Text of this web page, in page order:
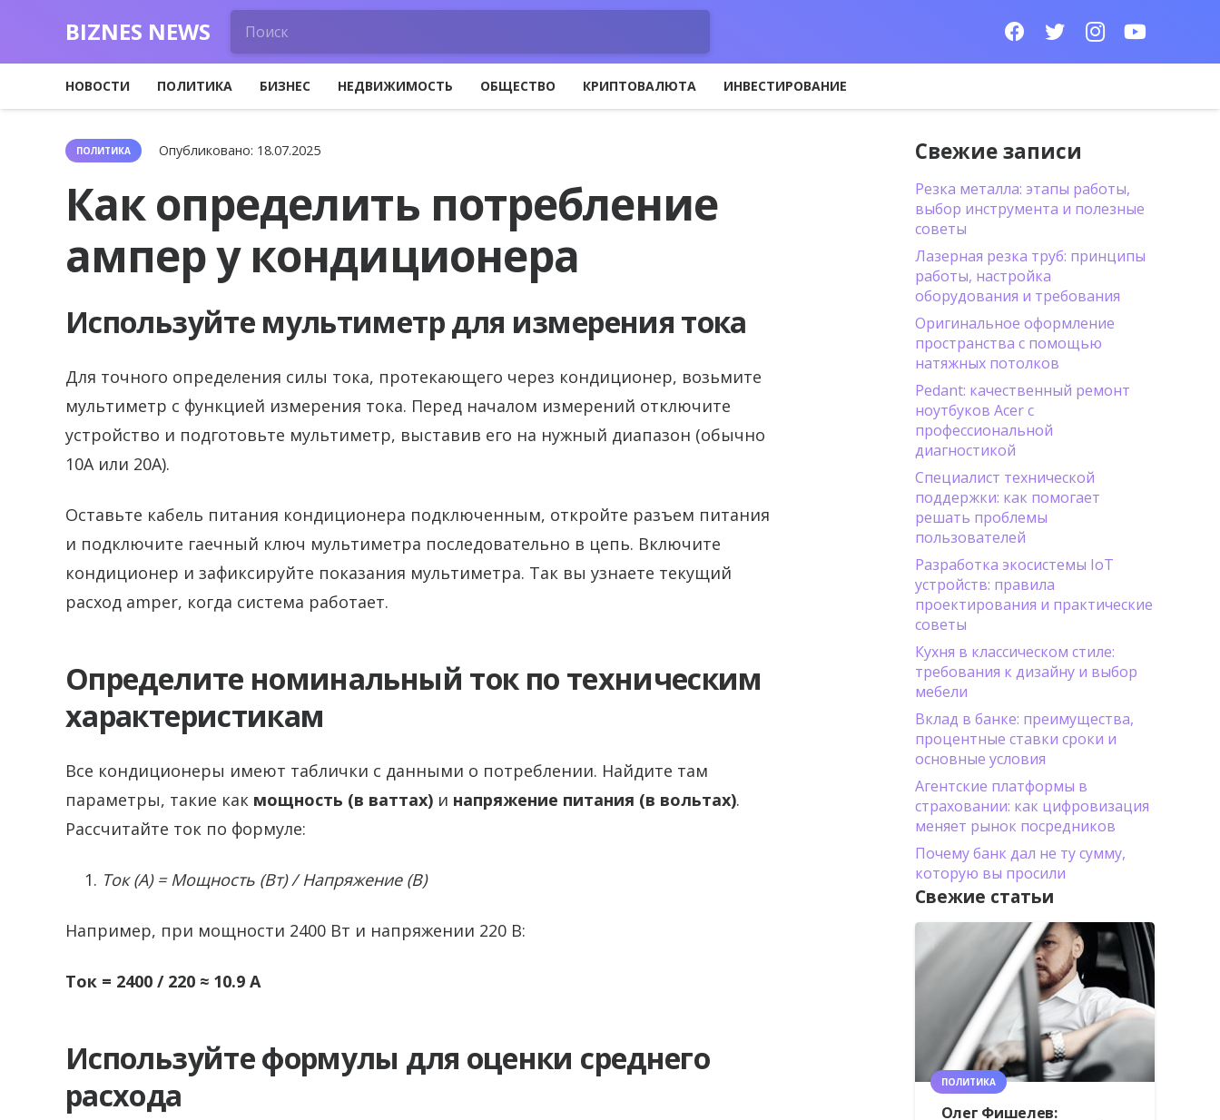
BIZNES NEWS
НОВОСТИ ПОЛИТИКА БИЗНЕС НЕДВИЖИМОСТЬ ОБЩЕСТВО КРИПТОВАЛЮТА ИНВЕСТИРОВАНИЕ
ПОЛИТИКА Опубликовано: 18.07.2025
Как определить потребление
ампер у кондиционера
Используйте мультиметр для измерения тока
Для точного определения силы тока, протекающего через кондиционер, возьмите
мультиметр с функцией измерения тока. Перед началом измерений отключите
устройство и подготовьте мультиметр, выставив его на нужный диапазон (обычно
10А или 20А).
Оставьте кабель питания кондиционера подключенным, откройте разъем питания
и подключите гаечный ключ мультиметра последовательно в цепь. Включите
кондиционер и зафиксируйте показания мультиметра. Так вы узнаете текущий
расход amper, когда система работает.
Определите номинальный ток по техническим
характеристикам
Все кондиционеры имеют таблички с данными о потреблении. Найдите там
параметры, такие как мощность (в ваттах) и напряжение питания (в вольтах).
Рассчитайте ток по формуле:
Ток (А) = Мощность (Вт) / Напряжение (В)
Например, при мощности 2400 Вт и напряжении 220 В:
Ток = 2400 / 220 ≈ 10.9 А
Используйте формулы для оценки среднего
расхода
Свежие записи
Резка металла: этапы работы,
выбор инструмента и полезные
советы
Лазерная резка труб: принципы
работы, настройка
оборудования и требования
Оригинальное оформление
пространства с помощью
натяжных потолков
Pedant: качественный ремонт
ноутбуков Acer с
профессиональной
диагностикой
Специалист технической
поддержки: как помогает
решать проблемы
пользователей
Разработка экосистемы IoT
устройств: правила
проектирования и практические
советы
Кухня в классическом стиле:
требования к дизайну и выбор
мебели
Вклад в банке: преимущества,
процентные ставки сроки и
основные условия
Агентские платформы в
страховании: как цифровизация
меняет рынок посредников
Почему банк дал не ту сумму,
которую вы просили
Свежие статьи
ПОЛИТИКА
Олег Фишелев: